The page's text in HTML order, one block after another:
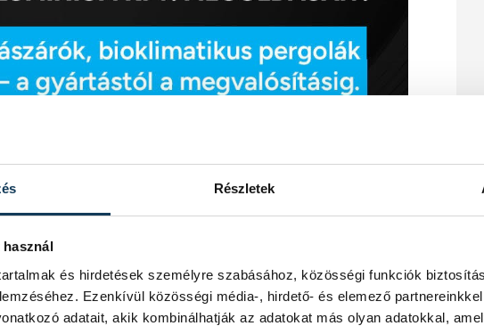
Részletek
használ
és hirdetések személyre szabásához, közösségi funkciók
Ezenkívül közösségi média-, hirdető- és elemező
adatait, akik kombinálhatják az adatokat más olyan adatokkal,